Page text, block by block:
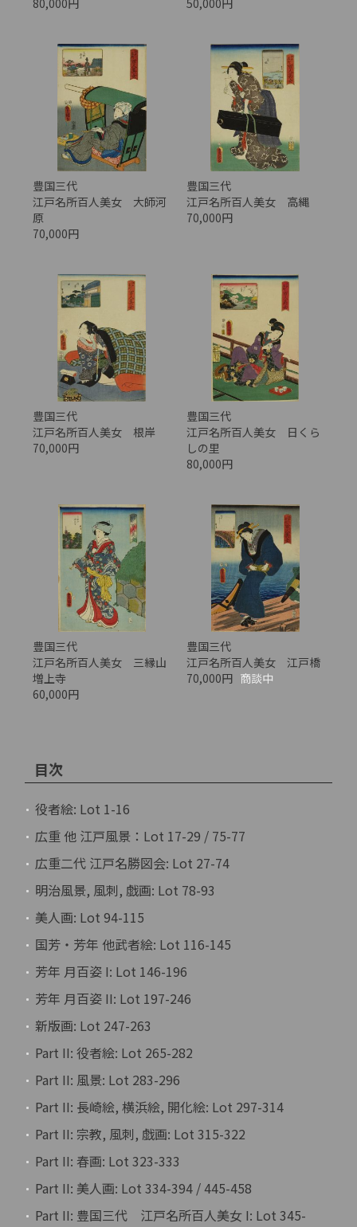
80,000円 50,000円
豊国三代
江戸名所百人美女 大師河
原
70,000円
豊国三代
江戸名所百人美女 高縄
70,000円
豊国三代
江戸名所百人美女 根岸
70,000円
豊国三代
江戸名所百人美女 日くら
しの里
80,000円
豊国三代
江戸名所百人美女 三縁山
増上寺
60,000円
豊国三代
江戸名所百人美女 江戸橋
70,000円 商談中
目次
役者絵: Lot 1-16
広重 他 江戸風景：Lot 17-29 / 75-77
広重二代 江戸名勝図会: Lot 27-74
明治風景, 風刺, 戯画: Lot 78-93
美人画: Lot 94-115
国芳・芳年 他武者絵: Lot 116-145
芳年 月百姿 I: Lot 146-196
芳年 月百姿 II: Lot 197-246
新版画: Lot 247-263
Part II: 役者絵: Lot 265-282
Part II: 風景: Lot 283-296
Part II: 長崎絵, 横浜絵, 開化絵: Lot 297-314
Part II: 宗教, 風刺, 戯画: Lot 315-322
Part II: 春画: Lot 323-333
Part II: 美人画: Lot 334-394 / 445-458
Part II: 豊国三代 江戸名所百人美女 I: Lot 345-